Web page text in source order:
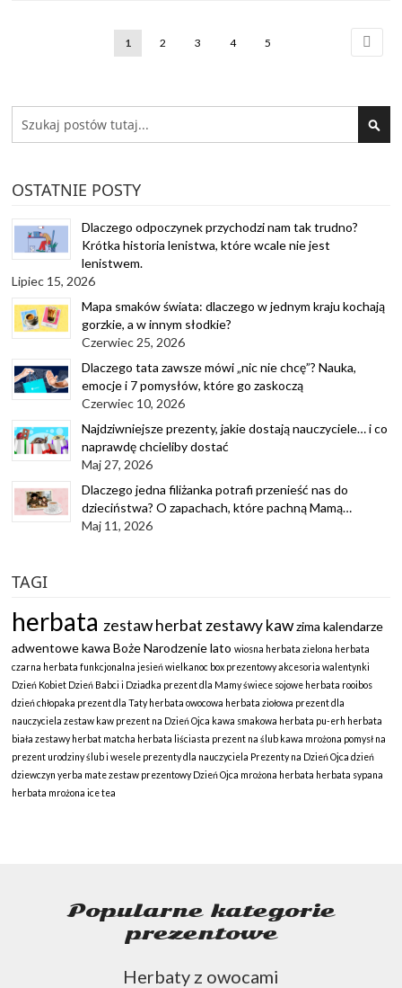
Aktualnie
1 Strona
2 Strona
3 Strona
4 Strona
5
OSTATNIE POSTY
Dlaczego odpoczynek przychodzi nam tak trudno?
Krótka historia lenistwa, które wcale nie jest
lenistwem.
Lipiec 15, 2026
Mapa smaków świata: dlaczego w jednym kraju kochają
gorzkie, a w innym słodkie?
Czerwiec 25, 2026
Dlaczego tata zawsze mówi „nic nie chcę”? Nauka,
emocje i 7 pomysłów, które go zaskoczą
Czerwiec 10, 2026
Najdziwniejsze prezenty, jakie dostają nauczyciele… i co
naprawdę chcieliby dostać
Maj 27, 2026
Dlaczego jedna filiżanka potrafi przenieść nas do
dzieciństwa? O zapachach, które pachną Mamą…
Maj 11, 2026
TAGI
herbata zestaw herbat zestawy kawzimakalendarze
adwentowekawaBoże Narodzenielatowiosna herbata zielona herbata
czarna herbata funkcjonalnajesieńwielkanoc box prezentowyakcesoriawalentynki
Dzień Kobiet Dzień Babci i Dziadka prezent dla Mamyświece sojowe herbata rooibos
dzień chłopaka prezent dla Taty herbata owocowa herbata ziołowa prezent dla
nauczycielazestaw kaw prezent na Dzień Ojca kawa smakowa herbata pu-erh herbata
białazestawy herbat matcha herbata liściasta prezent na ślub kawa mrożona pomysł na
prezent urodzinyślub i wesele prezenty dla nauczyciela Prezenty na Dzień Ojcadzień
dziewczynyerba matezestaw prezentowyDzień Ojca mrożona herbata herbata sypana
herbata mrożonaice tea
Popularne kategorie
prezentowe
Herbaty z owocami